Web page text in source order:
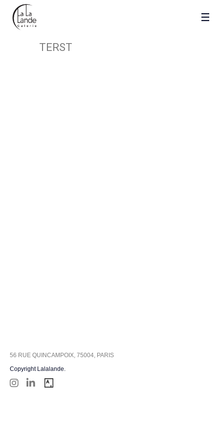
TERST
56 RUE QUINCAMPOIX, 75004, PARIS
Copyright Lalalande.